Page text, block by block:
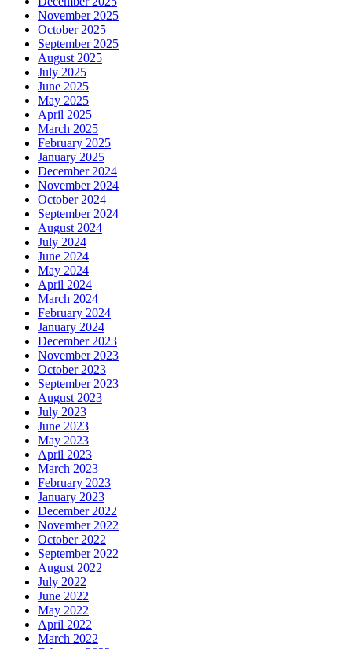
November 2025
October 2025
September 2025
August 2025
July 2025
June 2025
May 2025
April 2025
March 2025
February 2025
January 2025
December 2024
November 2024
October 2024
September 2024
August 2024
July 2024
June 2024
May 2024
April 2024
March 2024
February 2024
January 2024
December 2023
November 2023
October 2023
September 2023
August 2023
July 2023
June 2023
May 2023
April 2023
March 2023
February 2023
January 2023
December 2022
November 2022
October 2022
September 2022
August 2022
July 2022
June 2022
May 2022
April 2022
March 2022